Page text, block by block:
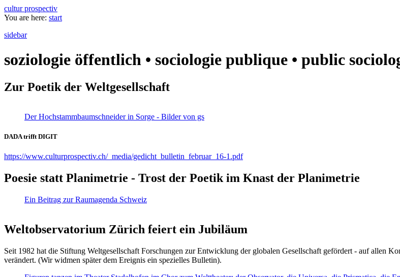
cultur prospectiv
You are here: start
sidebar
soziologie öffentlich • sociologie publique • public
Zur Poetik der Weltgesellschaft
Der Hochstammbaumschneider in Sorge - Bilder von gs
DADA trifft DIGIT
https://www.culturprospectiv.ch/_media/gedicht_bulletin_februar_16-1.pdf
Poesie statt Planimetrie - Trost der Poetik im Knast der Planimetrie
Ein Beitrag zur Raumagenda Schweiz
Weltobservatorium Zürich feiert ein Jubiläum
Seit 1982 hat die Stiftung Weltgesellschaft Forschungen zur Entwicklung der globalen Gesellschaft gefördert - auf allen
verändert. (Wir widmen später dem Ereignis ein spezielles Bulletin).